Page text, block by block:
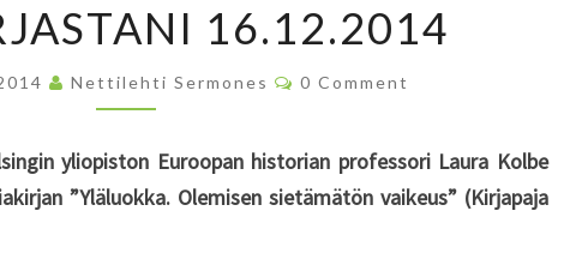
Ä
V
Ä
I
R
16.12.2014
Nettilehti Sermones
C
O
E
N
T
S
0 Comment
yliopiston Euroopan historian professori Laura Kolbe
”Yläluokka. Olemisen sietämätön vaikeus” (Kirjapaja